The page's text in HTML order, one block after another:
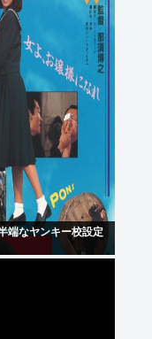
端なヤンキー校設定